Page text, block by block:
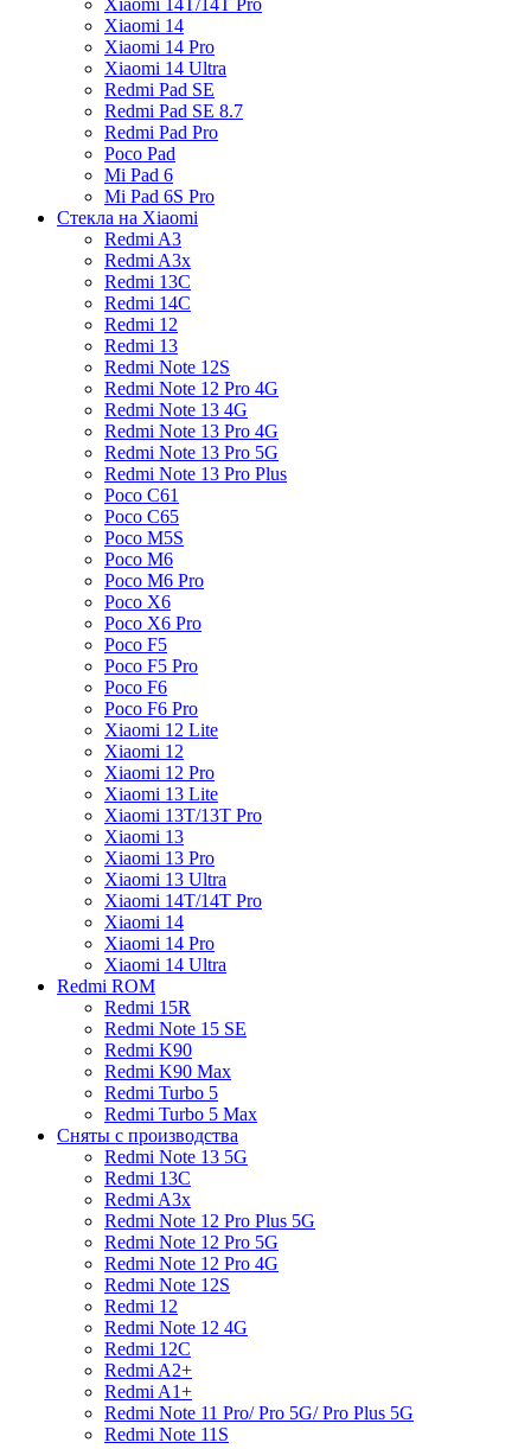
Xiaomi 14T/14T Pro
Xiaomi 14
Xiaomi 14 Pro
Xiaomi 14 Ultra
Redmi Pad SE
Redmi Pad SE 8.7
Redmi Pad Pro
Poco Pad
Mi Pad 6
Mi Pad 6S Pro
Стекла на Xiaomi
Redmi A3
Redmi A3x
Redmi 13C
Redmi 14C
Redmi 12
Redmi 13
Redmi Note 12S
Redmi Note 12 Pro 4G
Redmi Note 13 4G
Redmi Note 13 Pro 4G
Redmi Note 13 Pro 5G
Redmi Note 13 Pro Plus
Poco C61
Poco C65
Poco M5S
Poco M6
Poco M6 Pro
Poco X6
Poco X6 Pro
Poco F5
Poco F5 Pro
Poco F6
Poco F6 Pro
Xiaomi 12 Lite
Xiaomi 12
Xiaomi 12 Pro
Xiaomi 13 Lite
Xiaomi 13T/13T Pro
Xiaomi 13
Xiaomi 13 Pro
Xiaomi 13 Ultra
Xiaomi 14T/14T Pro
Xiaomi 14
Xiaomi 14 Pro
Xiaomi 14 Ultra
Redmi ROM
Redmi 15R
Redmi Note 15 SE
Redmi K90
Redmi K90 Max
Redmi Turbo 5
Redmi Turbo 5 Max
Сняты с производства
Redmi Note 13 5G
Redmi 13C
Redmi A3x
Redmi Note 12 Pro Plus 5G
Redmi Note 12 Pro 5G
Redmi Note 12 Pro 4G
Redmi Note 12S
Redmi 12
Redmi Note 12 4G
Redmi 12C
Redmi A2+
Redmi A1+
Redmi Note 11 Pro/ Pro 5G/ Pro Plus 5G
Redmi Note 11S